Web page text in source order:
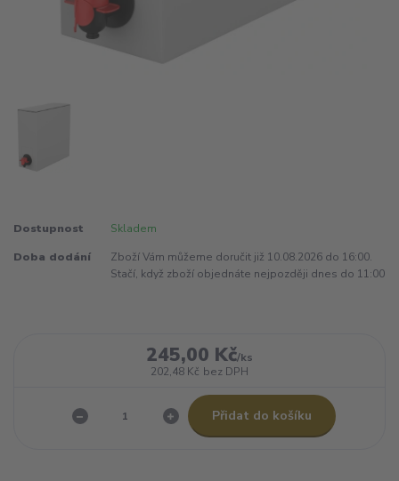
Dostupnost Skladem
Doba dodání
Zboží Vám můžeme doručit již 10.08.2026 do 16:00.
Stačí, když zboží objednáte nejpozději dnes do 11:00
245,00 Kč/ks
202,48 Kč bez DPH
Přidat do košíku